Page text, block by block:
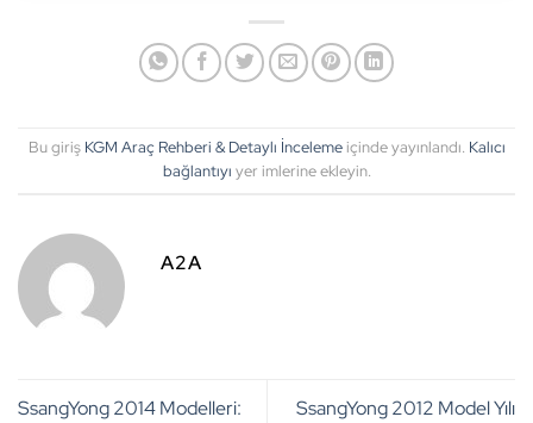
Bu giriş KGM Araç Rehberi & Detaylı İncelemeiçinde yayınlandı. Kalıcı
bağlantıyı yer imlerine ekleyin.
A2A
SsangYong 2014 Modelleri:
SsangYong 2012 Model Yılı